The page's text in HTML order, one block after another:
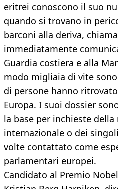
eritrei conoscono il suo
quando si trovano in
barconi alla deriva,
immediatamente
Guardia costiera e alla
modo migliaia di vite
di persone hanno
Europa. I suoi dossier
la base per inchieste
internazionale o dei
volte contattato come
parlamentari europei.
Candidato al Premio